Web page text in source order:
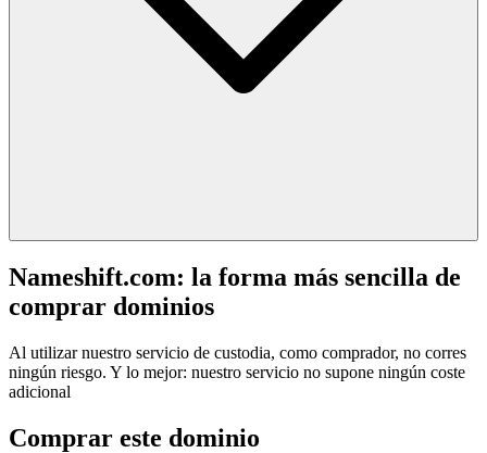
Nameshift.com: la forma más sencilla de
comprar dominios
Al utilizar nuestro servicio de custodia, como comprador, no corres
ningún riesgo. Y lo mejor: nuestro servicio no supone ningún coste
adicional
Comprar este dominio